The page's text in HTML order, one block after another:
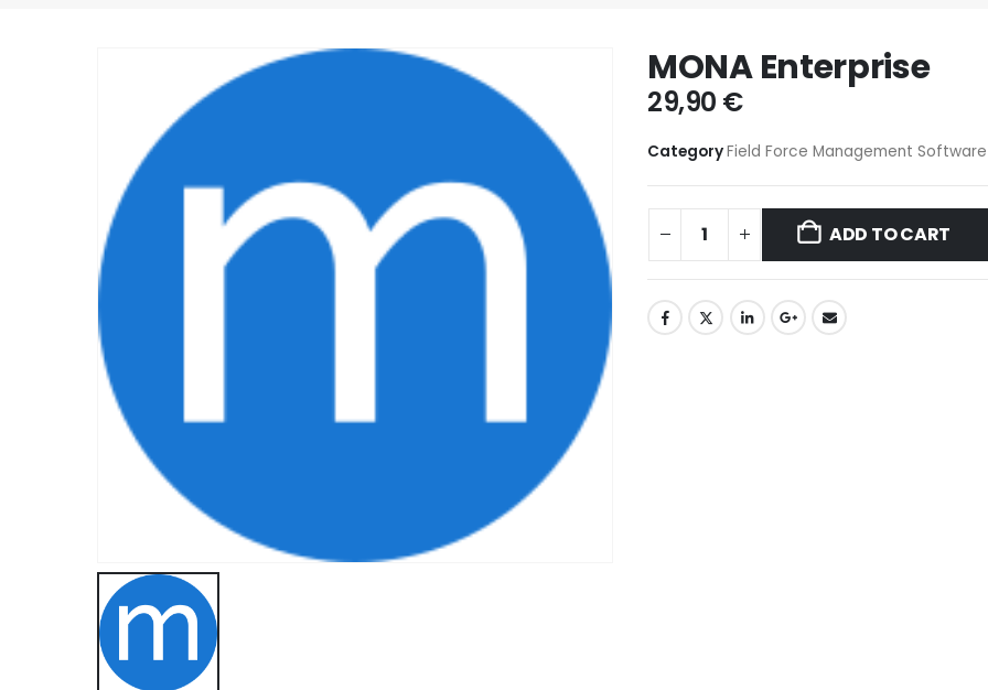
MONA Enterprise
29,90 €
CategoryField Force Management Software
ADD TO CART